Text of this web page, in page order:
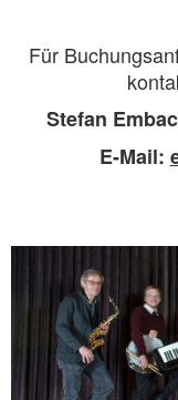
Für
Stefan
E-Mail: